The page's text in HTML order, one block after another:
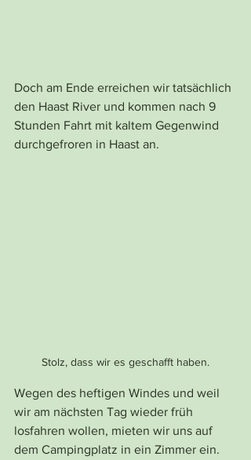
Doch am Ende erreichen wir tatsächlich
den Haast River und kommen nach 9
Stunden Fahrt mit kaltem Gegenwind
durchgefroren in Haast an.
Stolz, dass wir es geschafft haben.
Wegen des heftigen Windes und weil
wir am nächsten Tag wieder früh
losfahren wollen, mieten wir uns auf
dem Campingplatz in ein Zimmer ein.